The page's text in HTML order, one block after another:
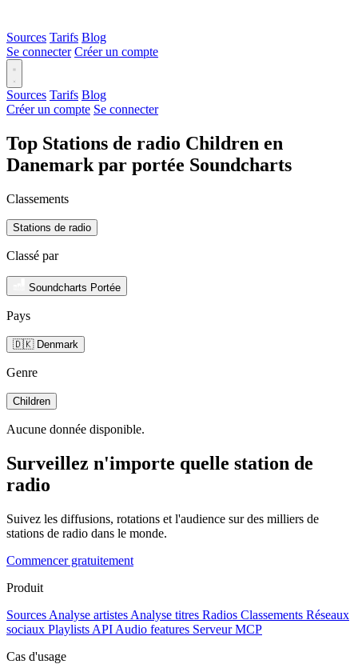
Sources Tarifs Blog
Se connecter Créer un compte
Sources Tarifs Blog
Créer un compte Se connecter
Top Stations de radio Children en
Danemark par portée Soundcharts
Classements
Stations de radio
Classé par
Soundcharts Portée
Pays
🇩🇰 Denmark
Genre
Children
Aucune donnée disponible.
Surveillez n'importe quelle station de
radio
Suivez les diffusions, rotations et l'audience sur des milliers de
stations de radio dans le monde.
Commencer gratuitement
Produit
Sources Analyse artistes Analyse titres Radios Classements Réseaux
sociaux Playlists API Audio features Serveur MCP
Cas d'usage